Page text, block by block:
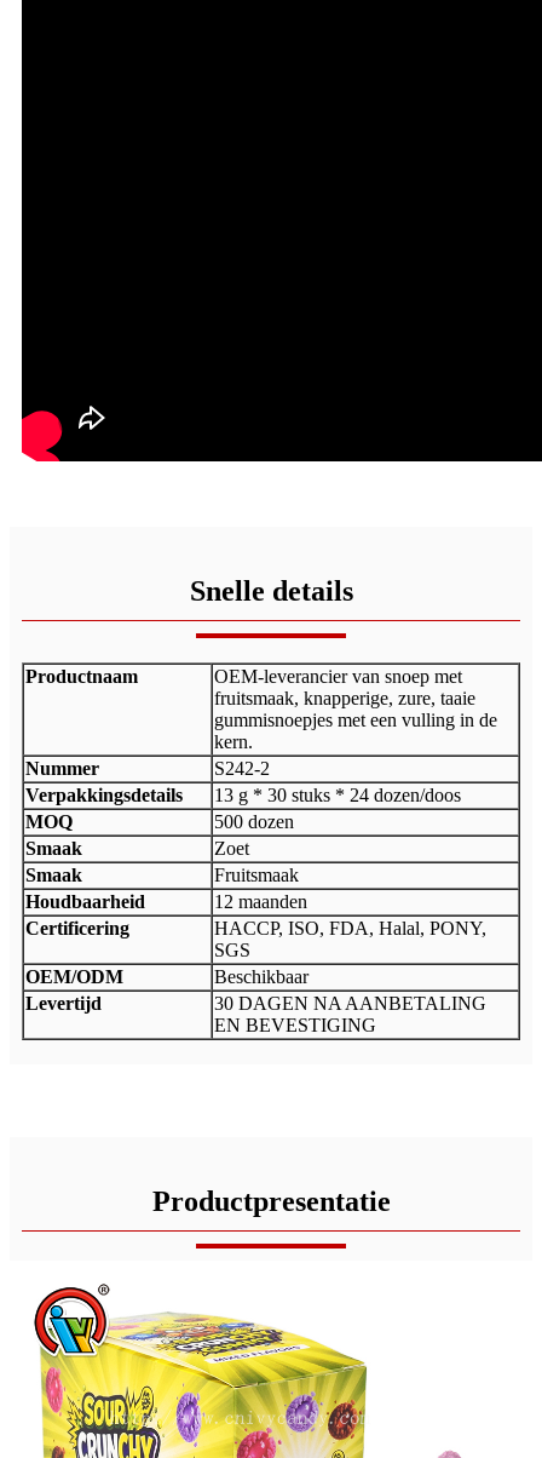
Snelle details
Productnaam
OEM-leverancier van snoep met
fruitsmaak, knapperige, zure, taaie
gummisnoepjes met een vulling in de
kern.
Nummer
S242-2
Verpakkingsdetails
13 g * 30 stuks * 24 dozen/doos
MOQ
500 dozen
Smaak
Zoet
Smaak
Fruitsmaak
Houdbaarheid
12 maanden
Certificering
HACCP, ISO, FDA, Halal, PONY,
SGS
OEM/ODM
Beschikbaar
Levertijd
30 DAGEN NA AANBETALING
EN BEVESTIGING
Productpresentatie